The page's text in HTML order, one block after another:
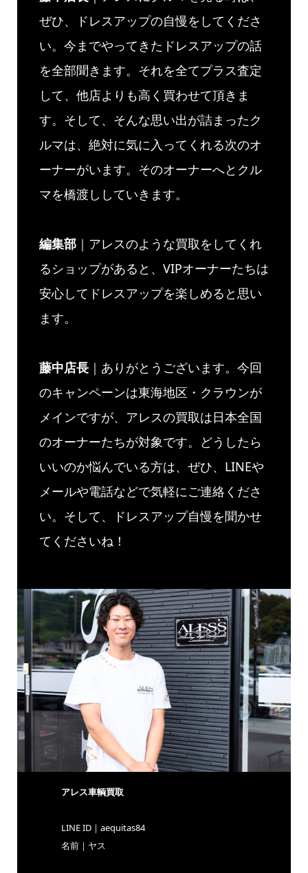
ぜひ、ドレスアップの自慢をしてくださ
い。今までやってきたドレスアップの話
を全部聞きます。それを全てプラス査定
して、他店よりも高く買わせて頂きま
す。そして、そんな思い出が詰まったク
ルマは、絶対に気に入ってくれる次のオ
ーナーがいます。そのオーナーへとクル
マを橋渡ししていきます。
編集部｜アレスのような買取をしてくれ
るショップがあると、VIPオーナーたちは
安心してドレスアップを楽しめると思い
ます。
藤中店長｜ありがとうございます。今回
のキャンペーンは東海地区・クラウンが
メインですが、アレスの買取は日本全国
のオーナーたちが対象です。どうしたら
いいのか悩んでいる方は、ぜひ、LINEや
メールや電話などで気軽にご連絡くださ
い。そして、ドレスアップ自慢を聞かせ
てくださいね！
アレス車輌買取
LINE ID｜aequitas84
名前｜ヤス